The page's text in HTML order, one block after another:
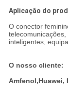
Aplicação do
O conector
inteligentes,
O nosso cliente:
Amfenol,Huawei,